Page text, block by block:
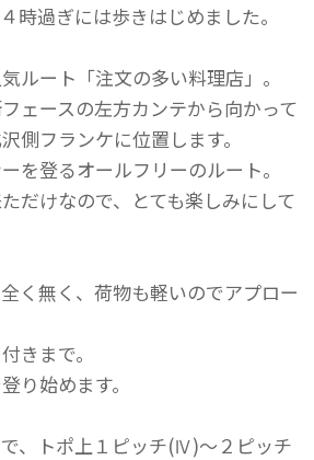
時過ぎには歩きはじめました。
ルート「注文の多い料理店」。
ェースの左方カンテから向かって
側フランケに位置します。
を登るオールフリーのルート。
だけなので、とても楽しみにして
く無く、荷物も軽いのでアプロー
きまで。
り始めます。
、トポ上１ピッチ(Ⅳ)～２ピッチ